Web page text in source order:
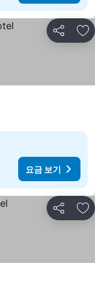
공유 즐
요금 보기
공유 즐